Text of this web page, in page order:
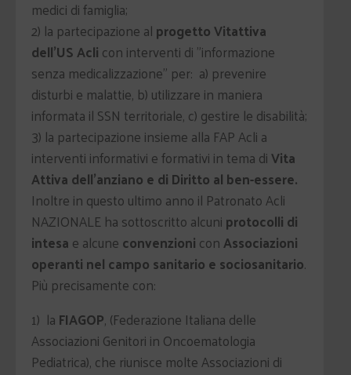
medici di famiglia;
2) la partecipazione al progetto Vitattiva
dell'US Acli con interventi di "informazione
senza medicalizzazione" per: a) prevenire
disturbi e malattie, b) utilizzare in maniera
informata il SSN territoriale, c) gestire le disabilità;
3) la partecipazione insieme alla FAP Acli a
interventi informativi e formativi in tema diVita
Attiva dell'anziano e di Diritto al ben-essere.
Inoltre in questo ultimo anno il Patronato Acli
NAZIONALE ha sottoscritto alcuni protocolli di
intesa e alcune convenzioni conAssociazioni
operanti nel campo sanitario e sociosanitario.
Più precisamente con:
1) la FIAGOP, (Federazione Italiana delle
Associazioni Genitori in Oncoematologia
Pediatrica), che riunisce molte Associazioni di